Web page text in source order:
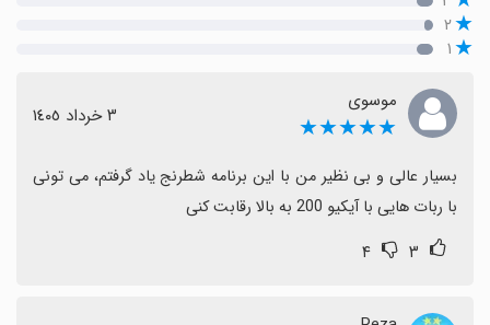
۲
۱
موسوی
★★★★★ ٣ خرداد ١٤٠٥
با ربات هایی با آیکیو 200 به بالا رقابت کنی
۳ ۴